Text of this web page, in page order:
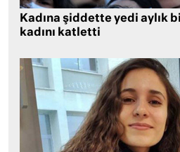
Kadına şiddette yedi aylık
kadını katletti